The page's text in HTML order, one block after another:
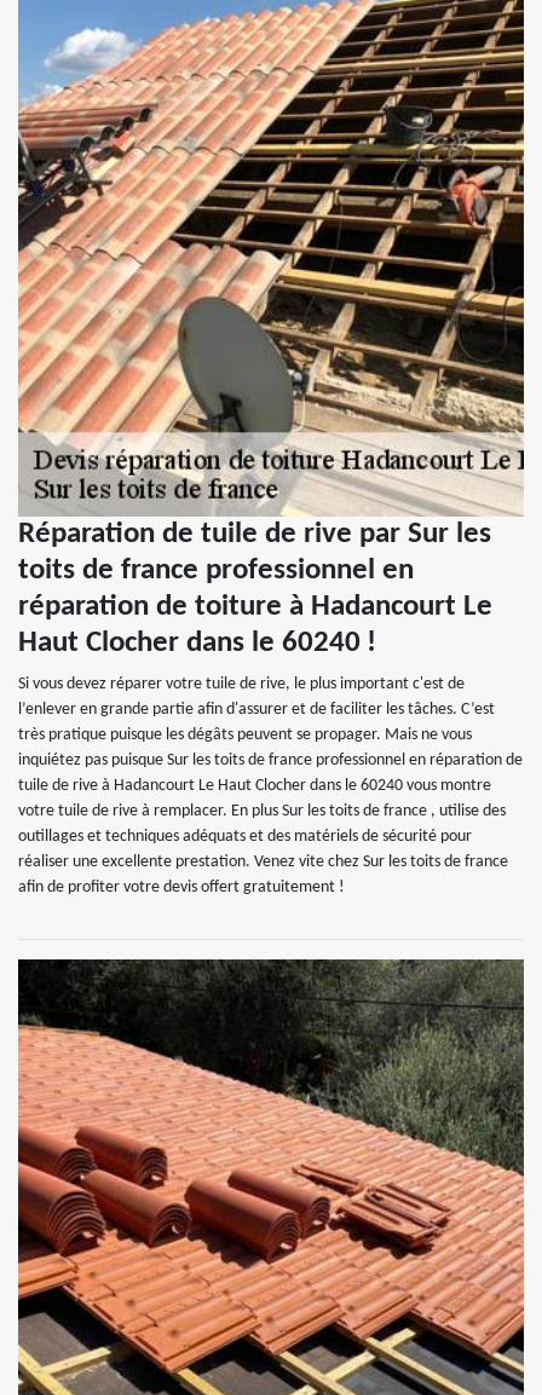
Réparation de tuile de rive par Sur les
toits de france professionnel en
réparation de toiture à Hadancourt Le
Haut Clocher dans le 60240 !
Si vous devez réparer votre tuile de rive, le plus important c'est de
l’enlever en grande partie afin d'assurer et de faciliter les tâches. C’est
très pratique puisque les dégâts peuvent se propager. Mais ne vous
inquiétez pas puisque Sur les toits de france professionnel en réparation de
tuile de rive à Hadancourt Le Haut Clocher dans le 60240 vous montre
votre tuile de rive à remplacer. En plus Sur les toits de france , utilise des
outillages et techniques adéquats et des matériels de sécurité pour
réaliser une excellente prestation. Venez vite chez Sur les toits de france
afin de profiter votre devis offert gratuitement !